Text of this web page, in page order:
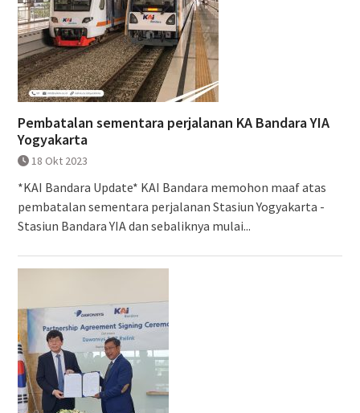
Pembatalan sementara perjalanan KA Bandara YIA
Yogyakarta
18 Okt 2023
*KAI Bandara Update* KAI Bandara memohon maaf atas
pembatalan sementara perjalanan Stasiun Yogyakarta -
Stasiun Bandara YIA dan sebaliknya mulai...